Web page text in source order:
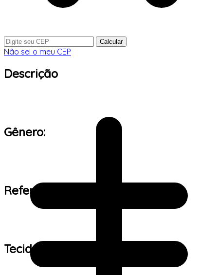
Calcular
Não sei o meu CEP
Descrição
Gênero:
Referência de tamanho:
Tecido: